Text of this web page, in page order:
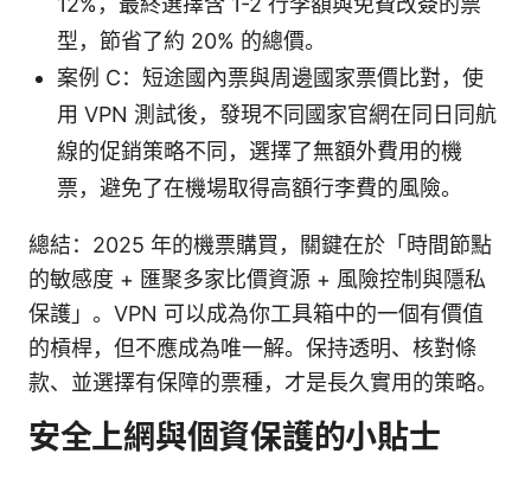
型，節省了約 20% 的總價。
案例 C：短途國內票與周邊國家票價比對，使
用 VPN 測試後，發現不同國家官網在同日同航
線的促銷策略不同，選擇了無額外費用的機
票，避免了在機場取得高額行李費的風險。
總結：2025 年的機票購買，關鍵在於「時間節點
的敏感度 + 匯聚多家比價資源 + 風險控制與隱私
保護」。VPN 可以成為你工具箱中的一個有價值
的槓桿，但不應成為唯一解。保持透明、核對條
款、並選擇有保障的票種，才是長久實用的策略。
安全上網與個資保護的小貼士